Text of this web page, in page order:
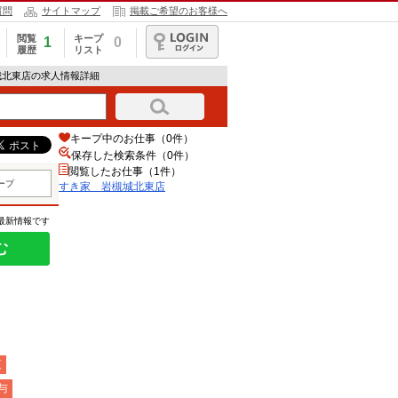
問 サイトマップ 掲載ご希望のお客様へ
閲覧
履歴
1
キープ
リスト
0
ログイン
東店の求人情報詳細
プ
新情報です
キープ中のお仕事（0件）
保存した検索条件（0件）
閲覧したお仕事（1件）
すき家 岩槻城北東店